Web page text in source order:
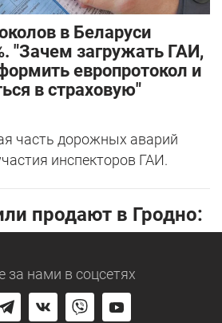
в Беларуси
"Зачем загружать ГАИ,
европротокол и
в страховую"
часть дорожных аварий
инспекторов ГАИ.
продают в Гродно:
за нами в соцсетях